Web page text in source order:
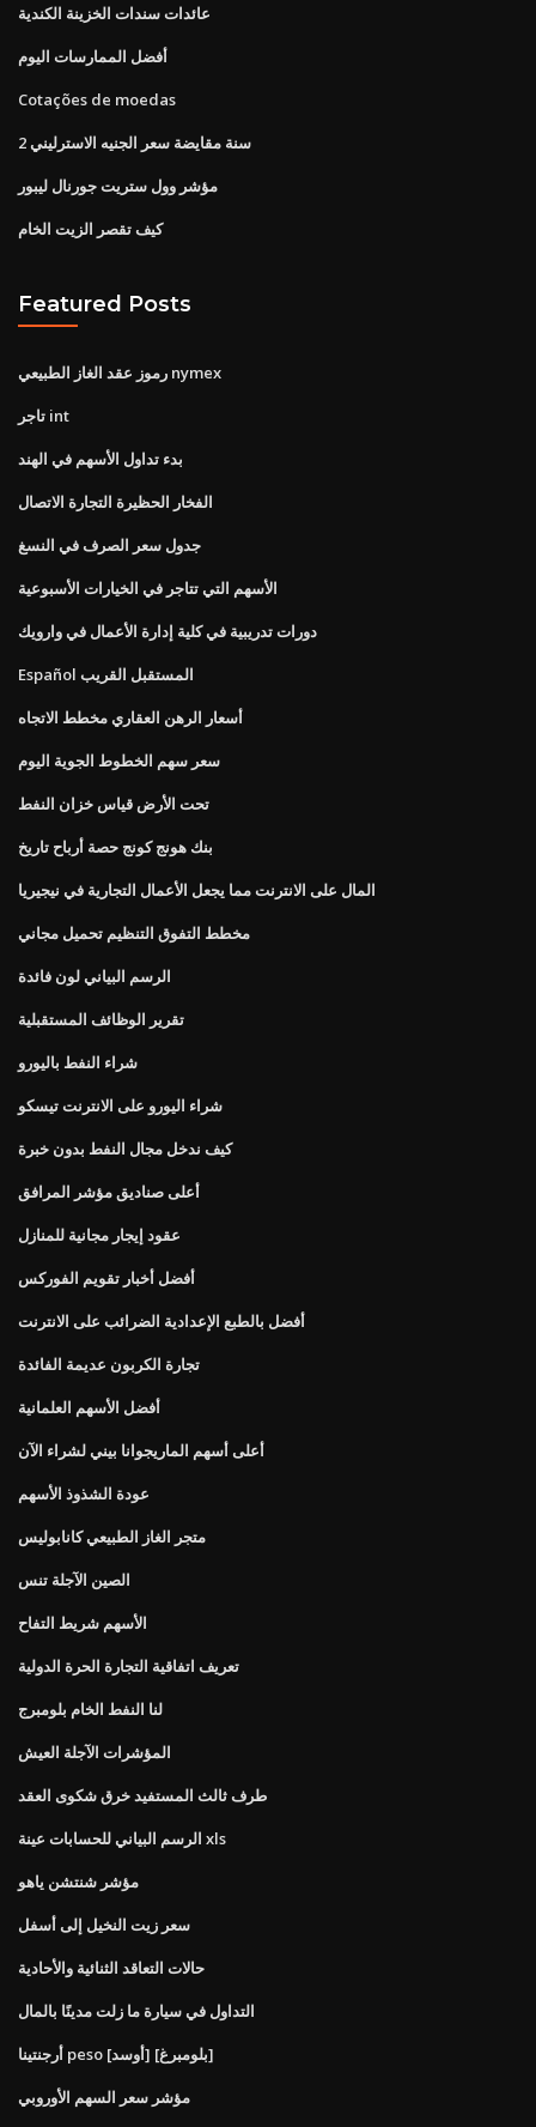
عائدات سندات الخزينة الكندية
أفضل الممارسات اليوم
Cotações de moedas
2 سنة مقايضة سعر الجنيه الاسترليني
مؤشر وول ستريت جورنال ليبور
كيف تقصر الزيت الخام
Featured Posts
رموز عقد الغاز الطبيعي nymex
تاجر int
بدء تداول الأسهم في الهند
الفخار الحظيرة التجارة الاتصال
جدول سعر الصرف في النسغ
الأسهم التي تتاجر في الخيارات الأسبوعية
دورات تدريبية في كلية إدارة الأعمال في وارويك
Español المستقبل القريب
أسعار الرهن العقاري مخطط الاتجاه
سعر سهم الخطوط الجوية اليوم
تحت الأرض قياس خزان النفط
بنك هونج كونج حصة أرباح تاريخ
المال على الانترنت مما يجعل الأعمال التجارية في نيجيريا
مخطط التفوق التنظيم تحميل مجاني
الرسم البياني لون فائدة
تقرير الوظائف المستقبلية
شراء النفط باليورو
شراء اليورو على الانترنت تيسكو
كيف ندخل مجال النفط بدون خبرة
أعلى صناديق مؤشر المرافق
عقود إيجار مجانية للمنازل
أفضل أخبار تقويم الفوركس
أفضل بالطبع الإعدادية الضرائب على الانترنت
تجارة الكربون عديمة الفائدة
أفضل الأسهم العلمانية
أعلى أسهم الماريجوانا بيني لشراء الآن
عودة الشذوذ الأسهم
متجر الغاز الطبيعي كانابوليس
الصين الآجلة تنس
الأسهم شريط التفاح
تعريف اتفاقية التجارة الحرة الدولية
لنا النفط الخام بلومبرج
المؤشرات الآجلة العيش
طرف ثالث المستفيد خرق شكوى العقد
الرسم البياني للحسابات عينة xls
مؤشر شنتشن ياهو
سعر زيت النخيل إلى أسفل
حالات التعاقد الثنائية والأحادية
التداول في سيارة ما زلت مدينًا بالمال
أرجنتينا peso [أوسد] [بلومبرغ]
مؤشر سعر السهم الأوروبي